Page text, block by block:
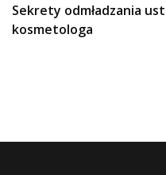
Sekrety odmładzania
kosmetologa